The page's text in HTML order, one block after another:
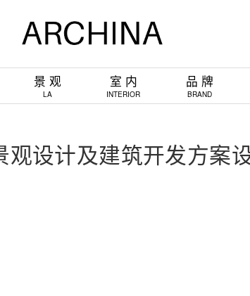
景 观
LA
室 内
INTERIOR
品 牌
BRAND
设计及建筑开发方案